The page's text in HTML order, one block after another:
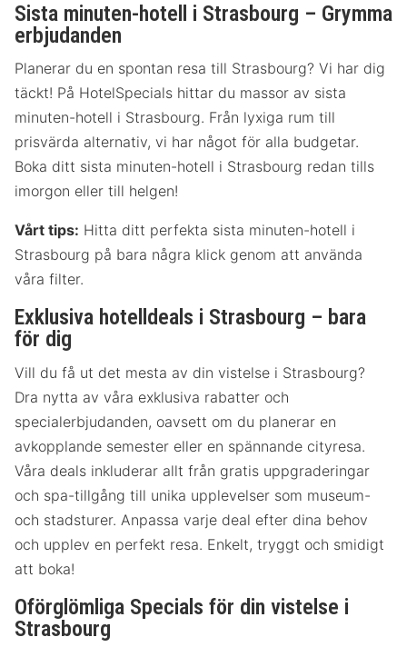
Sista minuten-hotell i Strasbourg – Grymma
erbjudanden
Planerar du en spontan resa till Strasbourg? Vi har dig
täckt! På HotelSpecials hittar du massor av sista
minuten-hotell i Strasbourg. Från lyxiga rum till
prisvärda alternativ, vi har något för alla budgetar.
Boka ditt sista minuten-hotell i Strasbourg redan tills
imorgon eller till helgen!
Vårt tips: Hitta ditt perfekta sista minuten-hotell i
Strasbourg på bara några klick genom att använda
våra filter.
Exklusiva hotelldeals i Strasbourg – bara
för dig
Vill du få ut det mesta av din vistelse i Strasbourg?
Dra nytta av våra exklusiva rabatter och
specialerbjudanden, oavsett om du planerar en
avkopplande semester eller en spännande cityresa.
Våra deals inkluderar allt från gratis uppgraderingar
och spa-tillgång till unika upplevelser som museum-
och stadsturer. Anpassa varje deal efter dina behov
och upplev en perfekt resa. Enkelt, tryggt och smidigt
att boka!
Oförglömliga Specials för din vistelse i
Strasbourg